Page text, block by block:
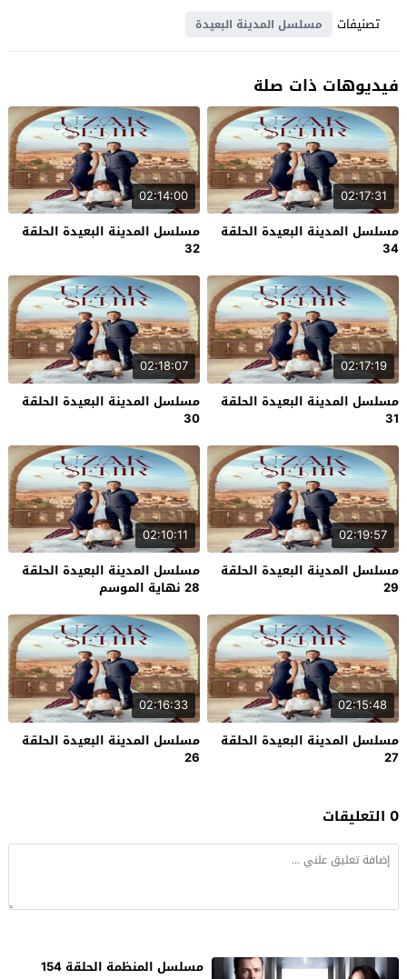
تصنيفات
مسلسل المدينة البعيدة
فيديوهات ذات صلة
02:17:31
مسلسل المدينة البعيدة الحلقة
34
02:14:00
مسلسل المدينة البعيدة الحلقة
32
02:17:19
مسلسل المدينة البعيدة الحلقة
31
02:18:07
مسلسل المدينة البعيدة الحلقة
30
02:19:57
مسلسل المدينة البعيدة الحلقة
29
02:10:11
مسلسل المدينة البعيدة الحلقة
28 نهاية الموسم
02:15:48
مسلسل المدينة البعيدة الحلقة
27
02:16:33
مسلسل المدينة البعيدة الحلقة
26
0 التعليقات
مسلسل المنظمة الحلقة 154